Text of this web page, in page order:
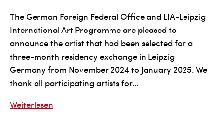
The German Foreign Federal Office and LIA-Leipzig
International Art Programme are pleased to
announce the artist that had been selected for a
three-month residency exchange in Leipzig
Germany from November 2024 to January 2025. We
thank all participating artists for…
Weiterlesen